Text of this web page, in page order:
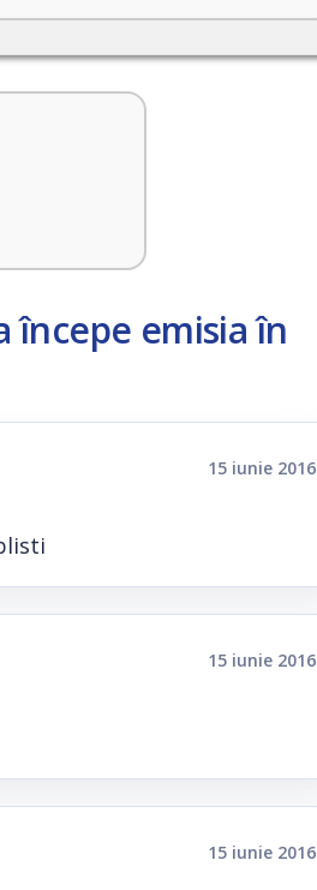
începe emisia în
15 iunie 2016
15 iunie 2016
15 iunie 2016